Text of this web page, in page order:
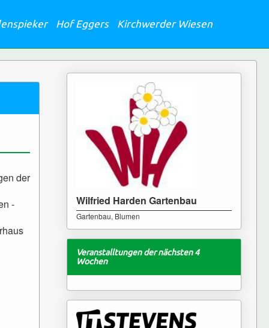
Hof Eggers Kirchwerder Wiesen
der
-
Wilfried Harden Gartenbau
Gartenbau, Blumen
Veranstalltungen der nächsten 4
Wochen